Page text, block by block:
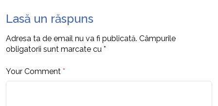
Lasă un răspuns
Adresa ta de email nu va fi publicată. Câmpurile
obligatorii sunt marcate cu *
Your Comment *